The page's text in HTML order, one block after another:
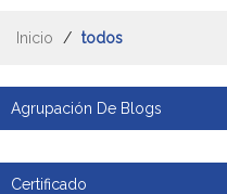
Inicio / todos
Agrupación De Blogs
Certificado